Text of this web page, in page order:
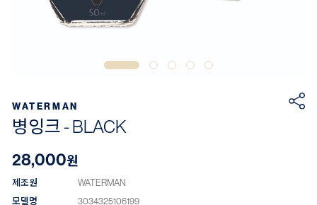
WATERMAN
병잉크 - BLACK
28,000원
제조원
WATERMAN
모델명
3034325106199